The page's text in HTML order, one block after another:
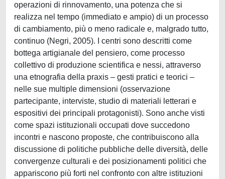
operazioni di rinnovamento, una potenza che si
realizza nel tempo (immediato e ampio) di un processo
di cambiamento, più o meno radicale e, malgrado tutto,
continuo (Negri, 2005). I centri sono descritti come
bottega artigianale del pensiero, come processo
collettivo di produzione scientifica e nessi, attraverso
una etnografia della praxis – gesti pratici e teorici –
nelle sue multiple dimensioni (osservazione
partecipante, interviste, studio di materiali letterari e
espositivi dei principali protagonisti). Sono anche visti
come spazi istituzionali occupati dove succedono
incontri e nascono proposte, che contribuiscono alla
discussione di politiche pubbliche delle diversità, delle
convergenze culturali e dei posizionamenti politici che
appariscono più forti nel confronto con altre istituzioni